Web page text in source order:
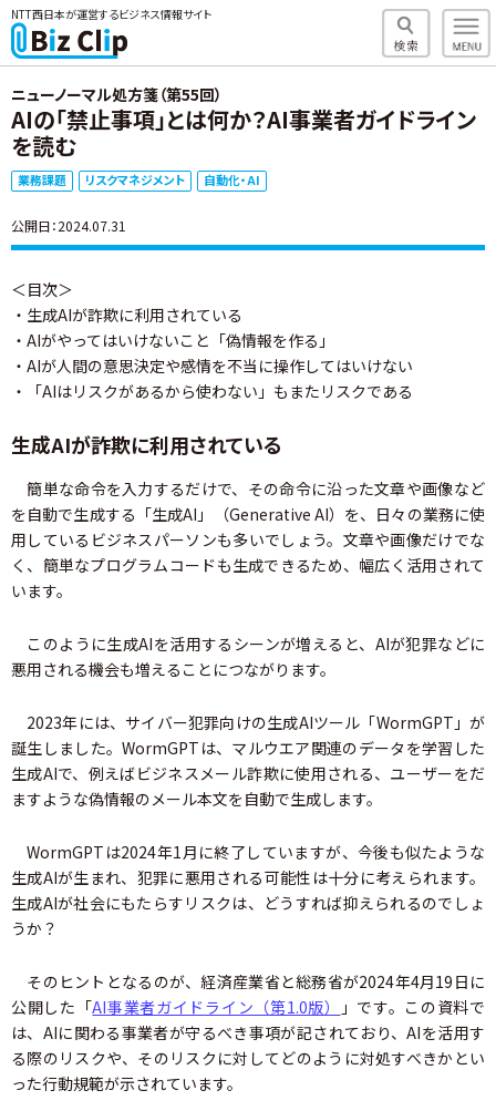
NTT西日本が運営するビジネス情報サイト
ニューノーマル処方箋（第55回）
AIの「禁止事項」とは何か？AI事業者ガイドライン
を読む
業務課題 リスクマネジメント 自動化・AI
公開日：2024.07.31
＜目次＞
・生成AIが詐欺に利用されている
・AIがやってはいけないこと「偽情報を作る」
・AIが人間の意思決定や感情を不当に操作してはいけない
・「AIはリスクがあるから使わない」もまたリスクである
生成AIが詐欺に利用されている
簡単な命令を入力するだけで、その命令に沿った文章や画像など
を自動で生成する「生成AI」（Generative AI）を、日々の業務に使
用しているビジネスパーソンも多いでしょう。文章や画像だけでな
く、簡単なプログラムコードも生成できるため、幅広く活用されて
います。
このように生成AIを活用するシーンが増えると、AIが犯罪などに
悪用される機会も増えることにつながります。
2023年には、サイバー犯罪向けの生成AIツール「WormGPT」が
誕生しました。WormGPTは、マルウエア関連のデータを学習した
生成AIで、例えばビジネスメール詐欺に使用される、ユーザーをだ
ますような偽情報のメール本文を自動で生成します。
WormGPTは2024年1月に終了していますが、今後も似たような
生成AIが生まれ、犯罪に悪用される可能性は十分に考えられます。
生成AIが社会にもたらすリスクは、どうすれば抑えられるのでしょ
うか？
そのヒントとなるのが、経済産業省と総務省が2024年4月19日に
公開した「AI事業者ガイドライン（第1.0版）
」です。この資料で
は、AIに関わる事業者が守るべき事項が記されており、AIを活用す
る際のリスクや、そのリスクに対してどのように対処すべきかとい
った行動規範が示されています。